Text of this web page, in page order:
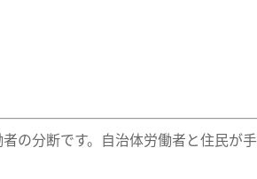
の分断です。自治体労働者と住民が